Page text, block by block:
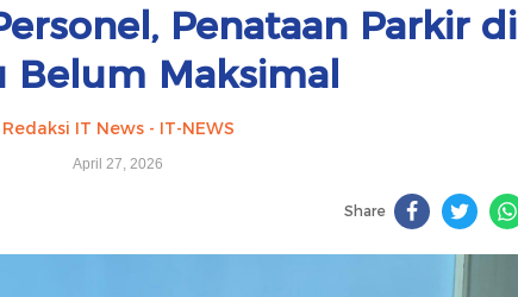
Penataan Parkir di
Belum Maksimal
Redaksi IT News - IT-NEWS
April 27, 2026
Share